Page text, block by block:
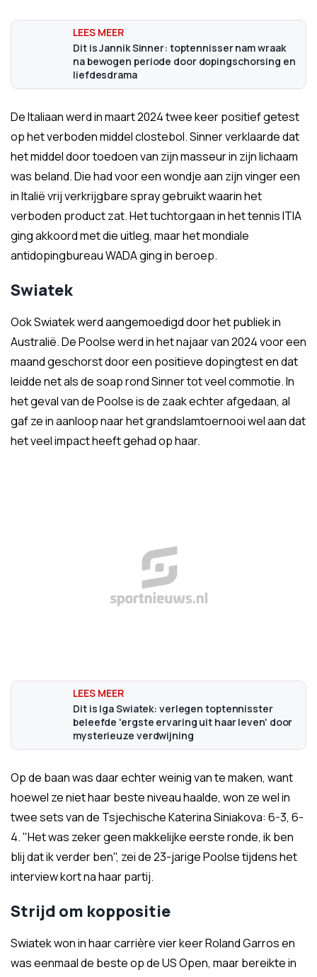
Dit is Jannik Sinner: toptennisser nam wraak
na bewogen periode door dopingschorsing en
liefdesdrama
De Italiaan werd in maart 2024 twee keer positief getest
op het verboden middel clostebol. Sinner verklaarde dat
het middel door toedoen van zijn masseur in zijn lichaam
was beland. Die had voor een wondje aan zijn vinger een
in Italië vrij verkrijgbare spray gebruikt waarin het
verboden product zat. Het tuchtorgaan in het tennis ITIA
ging akkoord met die uitleg, maar het mondiale
antidopingbureau WADA ging in beroep.
Swiatek
Ook Swiatek werd aangemoedigd door het publiek in
Australië. De Poolse werd in het najaar van 2024 voor een
maand geschorst door een positieve dopingtest en dat
leidde net als de soap rond Sinner tot veel commotie. In
het geval van de Poolse is de zaak echter afgedaan, al
gaf ze in aanloop naar het grandslamtoernooi wel aan dat
het veel impact heeft gehad op haar.
Dit is Iga Swiatek: verlegen toptennisster
beleefde 'ergste ervaring uit haar leven' door
mysterieuze verdwijning
Op de baan was daar echter weinig van te maken, want
hoewel ze niet haar beste niveau haalde, won ze wel in
twee sets van de Tsjechische Katerina Siniakova: 6-3, 6-
4. "Het was zeker geen makkelijke eerste ronde, ik ben
blij dat ik verder ben", zei de 23-jarige Poolse tijdens het
interview kort na haar partij.
Strijd om koppositie
Swiatek won in haar carrière vier keer Roland Garros en
was eenmaal de beste op de US Open, maar bereikte in